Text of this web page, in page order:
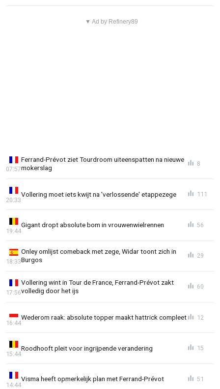
▼ Ad by Refinery89
Ferrand-Prévot ziet Tourdroom uiteenspatten na nieuwe
mokerslag
07:57
8
Vollering moet iets kwijt na 'verlossende' etappezege
20:33
111
Gigant dropt absolute bom in vrouwenwielrennen
19:44
56
Onley omlijst comeback met zege, Widar toont zich in
Burgos
18:33
29
Vollering wint in Tour de France, Ferrand-Prévot zakt
volledig door het ijs
17:56
60
Wederom raak: absolute topper maakt hattrick compleet
16:44
12
Roodhooft pleit voor ingrijpende verandering
15:44
15
Visma heeft opmerkelijk plan met Ferrand-Prévot
14:44
51